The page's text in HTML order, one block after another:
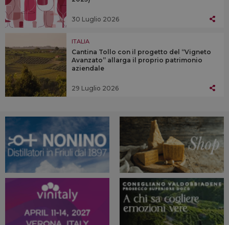
30 Luglio 2026
ITALIA
Cantina Tollo con il progetto del “Vigneto
Avanzato” allarga il proprio patrimonio
aziendale
29 Luglio 2026